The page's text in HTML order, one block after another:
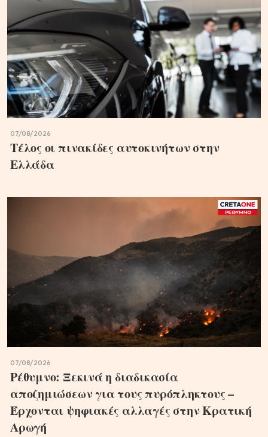
07/08/2026
Τέλος οι πινακίδες αυτοκινήτων στην
Ελλάδα
07/08/2026
Ρέθυμνο: Ξεκινά η διαδικασία
αποζημιώσεων για τους πυρόπληκτους –
Έρχονται ψηφιακές αλλαγές στην Κρατική
Αρωγή